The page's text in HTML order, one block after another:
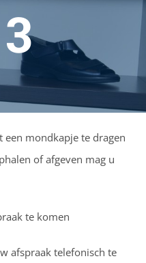
mondkapje te dragen
of afgeven mag u
te komen
afspraak telefonisch te